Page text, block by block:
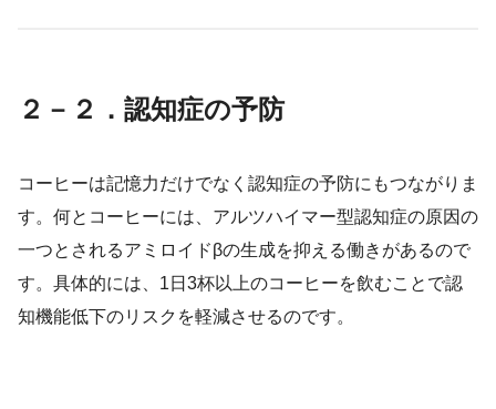
２－２．認知症の予防
コーヒーは記憶力だけでなく認知症の予防にもつながりま
す。何とコーヒーには、アルツハイマー型認知症の原因の
一つとされるアミロイドβの生成を抑える働きがあるので
す。具体的には、1日3杯以上のコーヒーを飲むことで認
知機能低下のリスクを軽減させるのです。